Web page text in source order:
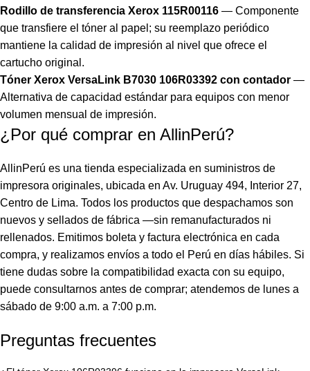
Rodillo de transferencia Xerox 115R00116 — Componente
que transfiere el tóner al papel; su reemplazo periódico
mantiene la calidad de impresión al nivel que ofrece el
cartucho original.
Tóner Xerox VersaLink B7030 106R03392 con contador —
Alternativa de capacidad estándar para equipos con menor
volumen mensual de impresión.
¿Por qué comprar en AllinPerú?
AllinPerú es una tienda especializada en suministros de
impresora originales, ubicada en Av. Uruguay 494, Interior 27,
Centro de Lima. Todos los productos que despachamos son
nuevos y sellados de fábrica —sin remanufacturados ni
rellenados. Emitimos boleta y factura electrónica en cada
compra, y realizamos envíos a todo el Perú en días hábiles. Si
tiene dudas sobre la compatibilidad exacta con su equipo,
puede consultarnos antes de comprar; atendemos de lunes a
sábado de 9:00 a.m. a 7:00 p.m.
Preguntas frecuentes